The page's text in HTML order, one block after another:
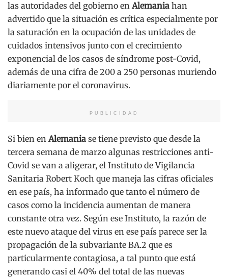
las autoridades del gobierno en Alemania han
advertido que la situación es crítica especialmente por
la saturación en la ocupación de las unidades de
cuidados intensivos junto con el crecimiento
exponencial de los casos de síndrome post-Covid,
además de una cifra de 200 a 250 personas muriendo
diariamente por el coronavirus.
PUBLICIDAD
Si bien en Alemania se tiene previsto que desde la
tercera semana de marzo algunas restricciones anti-
Covid se van a aligerar, el Instituto de Vigilancia
Sanitaria Robert Koch que maneja las cifras oficiales
en ese país, ha informado que tanto el número de
casos como la incidencia aumentan de manera
constante otra vez. Según ese Instituto, la razón de
este nuevo ataque del virus en ese país parece ser la
propagación de la subvariante BA.2 que es
particularmente contagiosa, a tal punto que está
generando casi el 40% del total de las nuevas